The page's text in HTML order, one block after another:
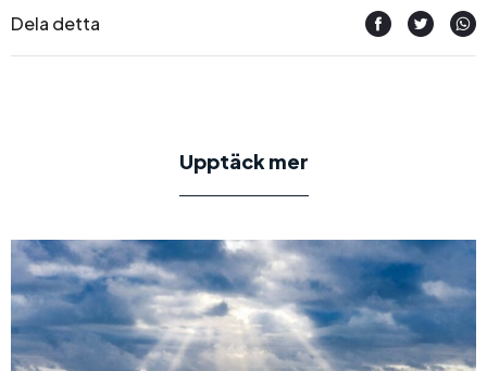
Dela detta
Upptäck mer